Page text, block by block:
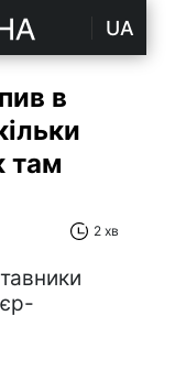
UA
в
там
2 хв